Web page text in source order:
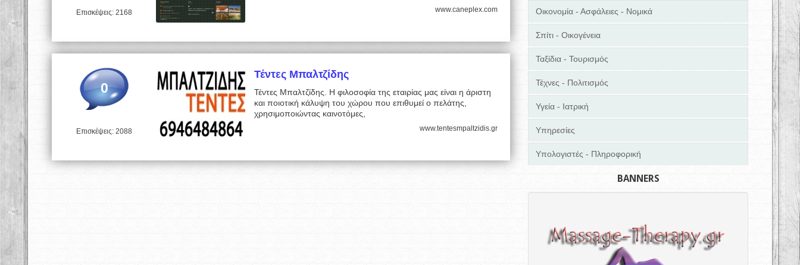
Επισκέψεις: 2168 www.caneplex.com
0
Επισκέψεις: 2088
Τέντες Μπαλτζίδης
Τέντες Μπαλτζίδης. Η φιλοσοφία της εταιρίας μας είναι η άριστη
και ποιοτική κάλυψη του χώρου που επιθυμεί ο πελάτης,
χρησιμοποιώντας καινοτόμες,
www.tentesmpaltzidis.gr
Οικονομία - Ασφάλειες - Νομικά
Σπίτι - Οικογένεια
Ταξίδια - Τουρισμός
Τέχνες - Πολιτισμός
Υγεία - Ιατρική
Υπηρεσίες
Υπολογιστές - Πληροφορική
BANNERS